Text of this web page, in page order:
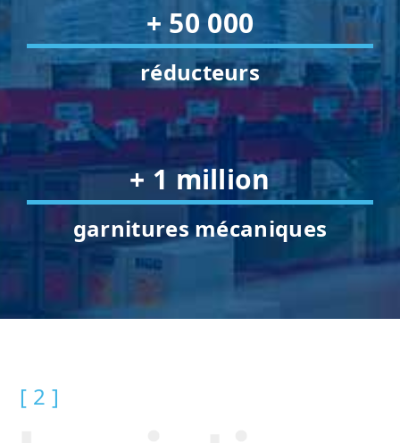
+ 50 000
réducteurs
+ 1 million
garnitures mécaniques
[ 2 ]